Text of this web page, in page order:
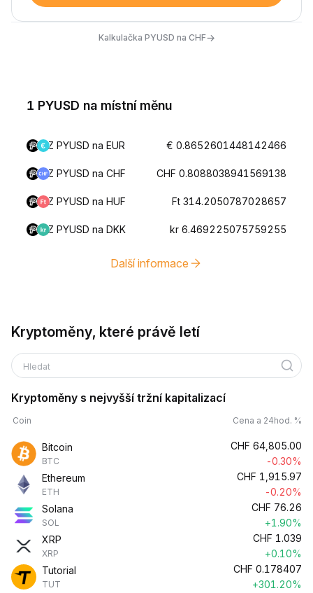
Kalkulačka PYUSD na CHF→
1 PYUSD na místní měnu
Z PYUSD na EUR € 0.8652601448142466
Z PYUSD na CHF CHF 0.8088038941569138
Z PYUSD na HUF Ft 314.2050787028657
Z PYUSD na DKK kr 6.469225075759255
Další informace
Kryptoměny, které právě letí
Hledat
Kryptoměny s nejvyšší tržní kapitalizací
Coin Cena a 24hod. %
Bitcoin
BTC
CHF 64,805.00
-0.30%
Ethereum
ETH
CHF 1,915.97
-0.20%
Solana
SOL
CHF 76.26
+1.90%
XRP
XRP
CHF 1.039
+0.10%
Tutorial
TUT
CHF 0.178407
+301.20%